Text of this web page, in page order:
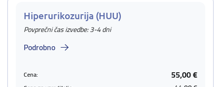
Hiperurikozurija (HUU)
Povprečni čas izvedbe: 3-4 dni
Podrobno
Cena: 55,00 €